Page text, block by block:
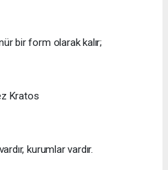
bir form olarak kalır;
Kratos
kurumlar vardır.